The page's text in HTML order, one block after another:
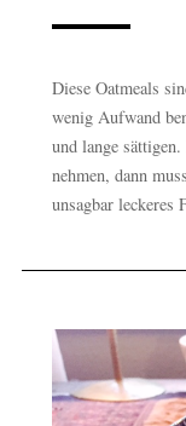
Diese Oatmeals
wenig Aufwand
und lange
nehmen, dann
unsagbar leckeres